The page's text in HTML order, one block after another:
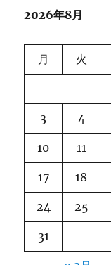
2026年8月
月 火
3 4
10 11
17 18
24 25
31